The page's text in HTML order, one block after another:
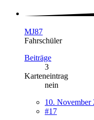
MJ87
Fahrschüler
Beiträge
3
Karteneintrag
nein
10. November
#17